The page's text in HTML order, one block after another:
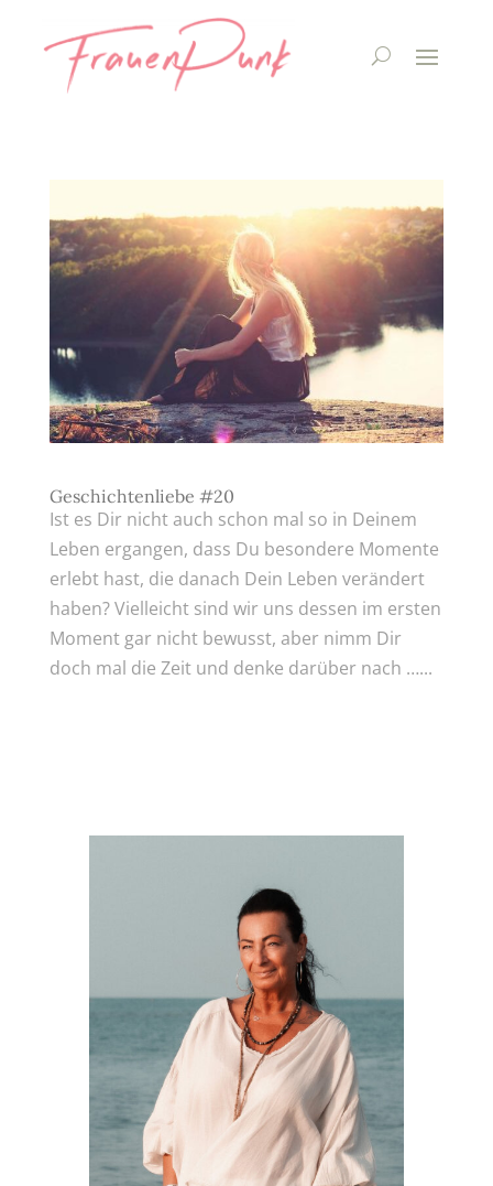
Geschichtenliebe #20
Ist es Dir nicht auch schon mal so in Deinem
Leben ergangen, dass Du besondere Momente
erlebt hast, die danach Dein Leben verändert
haben? Vielleicht sind wir uns dessen im ersten
Moment gar nicht bewusst, aber nimm Dir
doch mal die Zeit und denke darüber nach …...